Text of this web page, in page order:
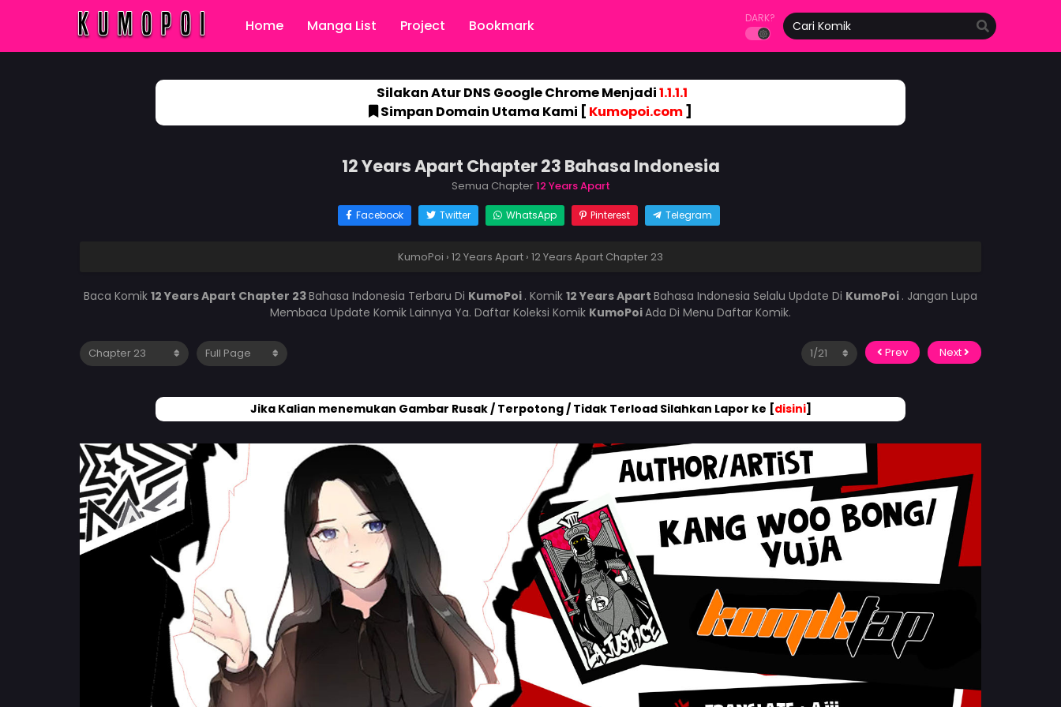
Home Manga List Project Bookmark DARK?
Silakan Atur DNS Google Chrome Menjadi1.1.1.1
Simpan Domain Utama Kami [ Kumopoi.com]
12 Years Apart Chapter 23 Bahasa Indonesia
Semua Chapter12 Years Apart
Facebook Twitter WhatsApp Pinterest Telegram
KumoPoi › 12 Years Apart › 12 Years Apart Chapter 23
Baca Komik 12 Years Apart Chapter 23Bahasa Indonesia Terbaru Di KumoPoi . Komik 12 Years Apart Bahasa Indonesia Selalu Update Di KumoPoi . Jangan Lupa
Membaca Update Komik Lainnya Ya. Daftar Koleksi Komik KumoPoiAda Di Menu Daftar Komik.
Prev Next
Jika Kalian menemukan Gambar Rusak / Terpotong / Tidak Terload Silahkan Lapor ke [disini]